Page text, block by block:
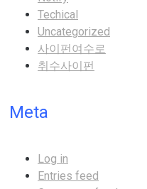
Techical
Uncategorized
사이펀여수로
취수사이펀
Meta
Log in
Entries feed